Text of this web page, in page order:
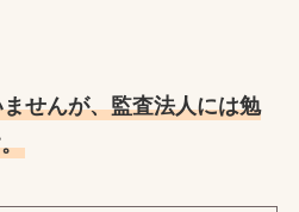
せんが、監査法人には勉